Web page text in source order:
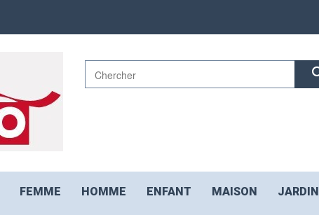
FEMME HOMME ENFANT MAISON JARDIN